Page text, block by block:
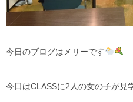
今日のブログはメリーです
今日はCLASSに2人の女の子が見